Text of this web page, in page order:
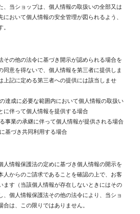
、当ショップは、個人情報の取扱いの全部又は
おいて個人情報の安全管理が図られるよう、
その他の法令に基づき開示が認められる場合を
同意を得ないで、個人情報を第三者に提供しま
上記に定める第三者への提供には該当しませ
達成に必要な範囲内において個人情報の取扱い
に伴って個人情報を提供する場合
事業の承継に伴って個人情報が提供される場合
基づき共同利用する場合
人情報保護法の定めに基づき個人情報の開示を
人からのご請求であることを確認の上で、お客
ます（当該個人情報が存在しないときにはその
、個人情報保護法その他の法令により、当ショ
は、この限りではありません。